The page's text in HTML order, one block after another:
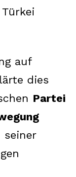
auf
dies
Partei
seiner